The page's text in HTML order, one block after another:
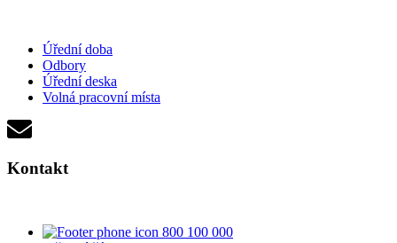
Úřední doba
Odbory
Úřední deska
Volná pracovní místa
Kontakt
800 100 000